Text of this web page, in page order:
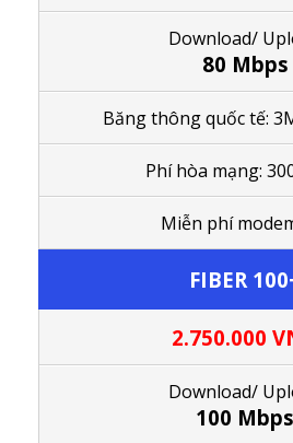
Download/
80 Mbps
Băng thông quốc tế:
Phí hòa mạng:
Miễn phí
FIBER
2.750.000
Download/
100 Mbps